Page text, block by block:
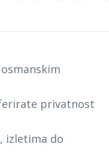
privatnost
izletima do